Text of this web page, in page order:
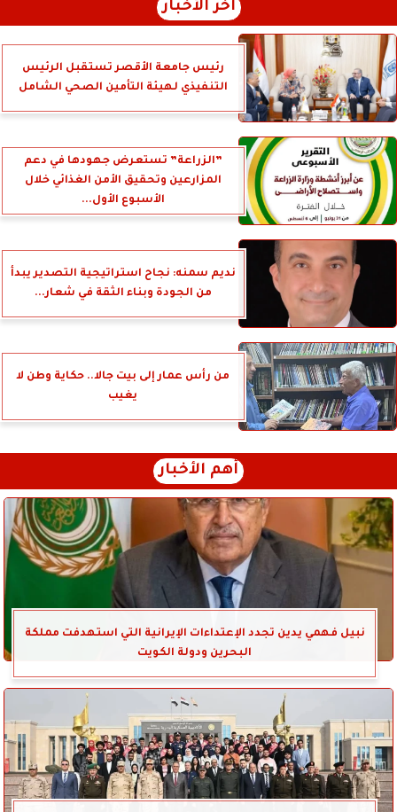
آخر الأخبار
رئيس جامعة الأقصر تستقبل الرئيس
التنفيذي لهيئة التأمين الصحي الشامل
”الزراعة” تستعرض جهودها في دعم
المزارعين وتحقيق الأمن الغذائي خلال
الأسبوع الأول...
نديم سمنه: نجاح استراتيجية التصدير يبدأ
من الجودة وبناء الثقة في شعار...
من رأس عمار إلى بيت جالا.. حكاية وطن لا
يغيب
أهم الأخبار
نبيل فهمي يدين تجدد الإعتداءات الإيرانية التي استهدفت مملكة
البحرين ودولة الكويت